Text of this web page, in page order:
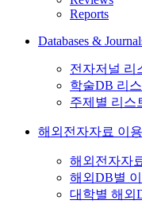
Reports
Databases &
전자저널 리
학술DB 리
주제별 리스
해외전자자료 이
해외전자자
해외DB별
대학별 해외